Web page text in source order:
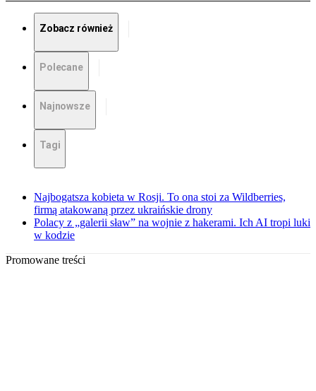
Zobacz również
Polecane
Najnowsze
Tagi
Najbogatsza kobieta w Rosji. To ona stoi za Wildberries,
firmą atakowaną przez ukraińskie drony
Polacy z „galerii sław” na wojnie z hakerami. Ich AI tropi luki
w kodzie
Promowane treści